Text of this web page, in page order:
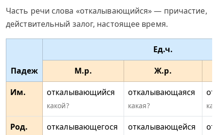
Часть речи слова «откалывающийся» — причастие,
действительный залог, настоящее время.
Падеж
Ед.ч.
М.р.
Ж.р.
Им.
откалывающийся
какой?
откалывающаяся
какая?
Род. откалывающегося откалывающейся